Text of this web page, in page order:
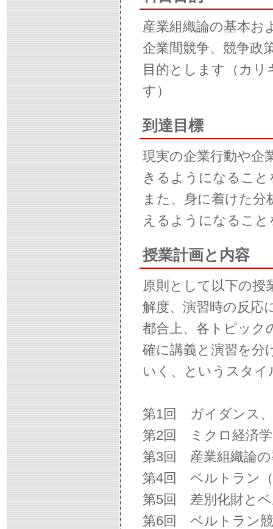
産業組織論の基本お
企業間競争、競争政
目的とします（カ
す）
到達目標
現実の企業行動や企
きるようになるこ
また、身に着けた
えるようになるこ
授業計画と内容
原則として以下の授
解度、演習時の反応
都合上、各トピック
確に講義と演習を分
いく、というスタ
第1回 ガイダンス、
第2回 ミクロ経済
第3回 産業組織論の
第4回 ベルトラン
第5回 差別化財と
第6回 ベルトラン